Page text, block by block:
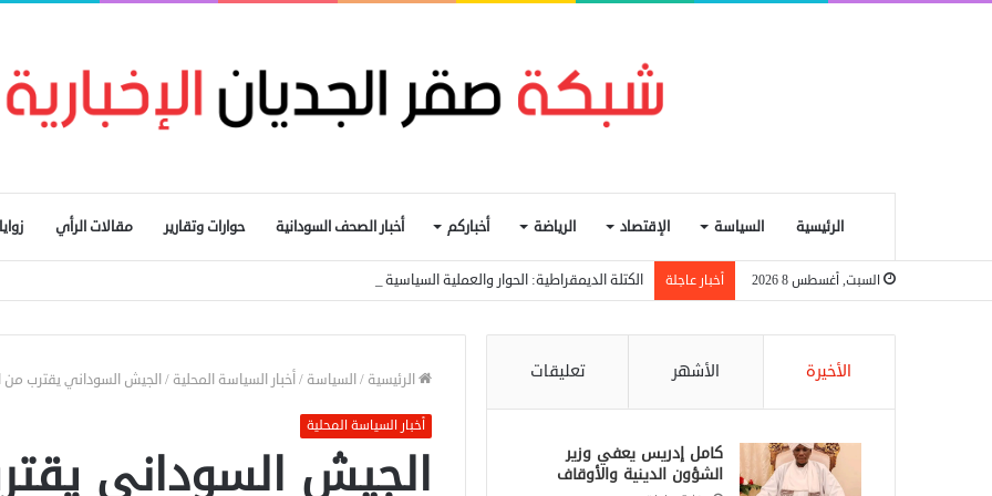
الرئيسية السياسة الإقتصاد الرياضة أخباركم أخبار الصحف السودانية حوارات وتقارير مقالات الرأي
السبت, أغسطس 8 2026 أخبار عاجلة الكتلة الديمقراطية: الحوار والعملية السياسية المدخل الأساسي لإيقاف الحرب
الرئيسية /السياسة /أخبار السياسة المحلية /الجيش السوداني يقترب
أخبار السياسة المحلية
الجيش السوداني
الأخيرة الأشهر تعليقات
كامل إدريس يعفي وزير
الشؤون الدينية والأوقاف